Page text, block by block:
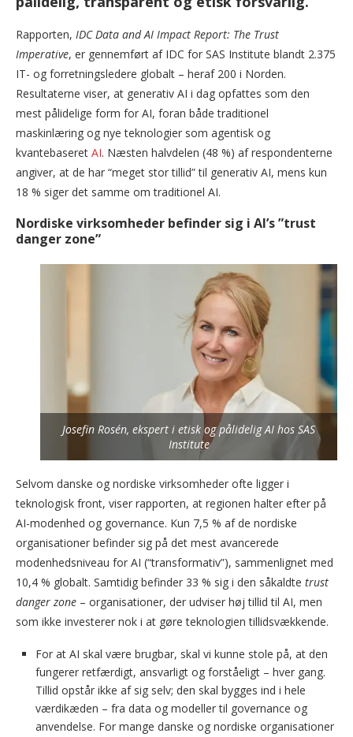
Rapporten, IDC Data and AI Impact Report: The Trust
Imperative, er gennemført af IDC for SAS Institute blandt 2.375
IT- og forretningsledere globalt – heraf 200 i Norden.
Resultaterne viser, at generativ AI i dag opfattes som den
mest pålidelige form for AI, foran både traditionel
maskinlæring og nye teknologier som agentisk og
kvantebaseret AI. Næsten halvdelen (48 %) af respondenterne
angiver, at de har “meget stor tillid” til generativ AI, mens kun
18 % siger det samme om traditionel AI.
Nordiske virksomheder befinder sig i AI’s ”trust
danger zone”
Josefin Rosén, ekspert i etisk og pålidelig AI hos SAS
Institute
Selvom danske og nordiske virksomheder ofte ligger i
teknologisk front, viser rapporten, at regionen halter efter på
AI-modenhed og governance. Kun 7,5 % af de nordiske
organisationer befinder sig på det mest avancerede
modenhedsniveau for AI (“transformativ”), sammenlignet med
10,4 % globalt. Samtidig befinder 33 % sig i den såkaldte trust
danger zone – organisationer, der udviser høj tillid til AI, men
som ikke investerer nok i at gøre teknologien tillidsvækkende.
For at AI skal være brugbar, skal vi kunne stole på, at den
fungerer retfærdigt, ansvarligt og forståeligt – hver gang.
Tillid opstår ikke af sig selv; den skal bygges ind i hele
værdikæden – fra data og modeller til governance og
anvendelse. For mange danske og nordiske organisationer